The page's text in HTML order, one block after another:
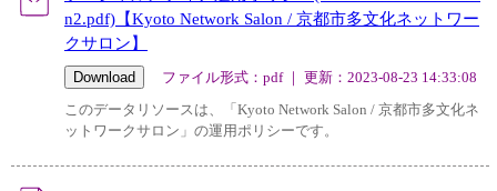
n2.pdf)【Kyoto Network Salon / 京都市多文化ネットワー
クサロン】
ファイル形式：pdf ｜ 更新：2023-08-23 14:33:08
このデータリソースは、「Kyoto Network Salon / 京都市多文化ネ
ットワークサロン」の運用ポリシーです。